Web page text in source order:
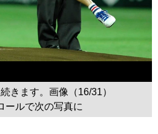
きます。画像（16/31）
ールで次の写真に